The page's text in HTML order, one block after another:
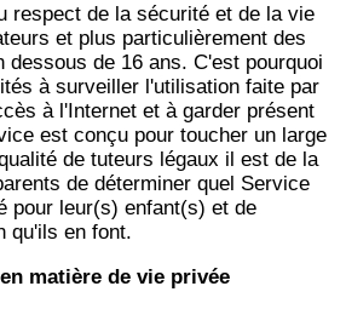
respect de la sécurité et de la vie
et plus particulièrement des
dessous de 16 ans. C'est pourquoi
à surveiller l'utilisation faite par
à l'Internet et à garder présent
est conçu pour toucher un large
de tuteurs légaux il est de la
de déterminer quel Service
pour leur(s) enfant(s) et de
qu'ils en font.
matière de vie privée